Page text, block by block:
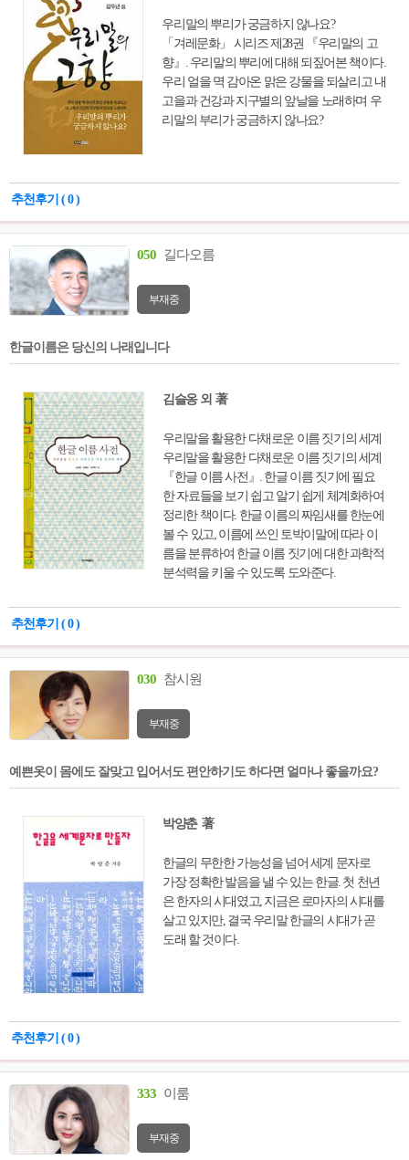
우리말의 뿌리가 궁금하지 않나요?
「겨레문화」 시리즈 제28권 『우리말의 고
향』. 우리말의 뿌리에 대해 되짚어본 책이다.
우리 얼을 멱 감아온 맑은 강물을 되살리고 내
고을과 건강과 지구별의 앞날을 노래하며 우
리말의 부리가 궁금하지 않나요?
추천후기 ( 0 )
050 길다오름
부재중
한글이름은 당신의 나래입니다
김슬옹 외 著
우리말을 활용한 다채로운 이름 짓기의 세계
우리말을 활용한 다채로운 이름 짓기의 세계
『한글 이름 사전』. 한글 이름 짓기에 필요
한 자료들을 보기 쉽고 알기 쉽게 체계화하여
정리한 책이다. 한글 이름의 짜임새를 한눈에
볼 수 있고, 이름에 쓰인 토박이말에 따라 이
름을 분류하여 한글 이름 짓기에 대한 과학적
분석력을 키울 수 있도록 도와준다.
추천후기 ( 0 )
030 참시원
부재중
예쁜옷이 몸에도 잘맞고 입어서도 편안하기도 하다면 얼마나 좋을까요?
박양춘 著
한글의 무한한 가능성을 넘어 세계 문자로
가장 정확한 발음을 낼 수 있는 한글. 첫 천년
은 한자의 시대였고, 지금은 로마자의 시대를
살고 있지만, 결국 우리말 한글의 시대가 곧
도래 할 것이다.
추천후기 ( 0 )
333 이룸
부재중